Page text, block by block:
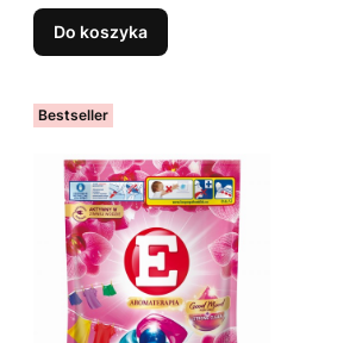
Do koszyka
Bestseller